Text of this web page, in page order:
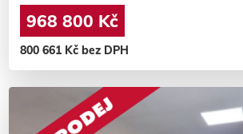
968 800 Kč
800 661 Kč bez DPH